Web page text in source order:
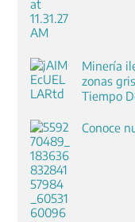
Minería
zonas
Tiempo
Conoce